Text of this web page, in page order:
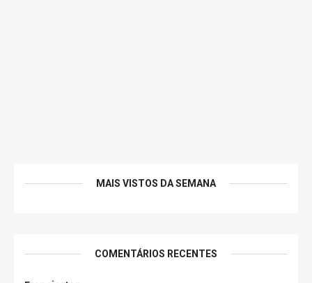
MAIS VISTOS DA SEMANA
COMENTÁRIOS RECENTES